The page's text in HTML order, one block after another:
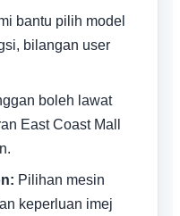
bantu pilih model
bilangan user
boleh lawat
East Coast Mall
Pilihan mesin
keperluan imej